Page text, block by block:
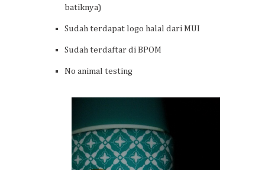
batiknya)
Sudah terdapat logo halal dari MUI
Sudah terdaftar di BPOM
No animal testing